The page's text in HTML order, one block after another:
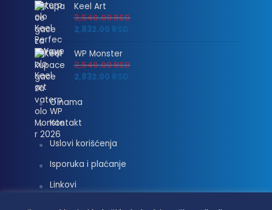
Keel Art
3,540.00RSD
2,832.00 RSD
WP Monster
3,540.00RSD
2,832.00 RSD
O nama
Kontakt
Uslovi korišćenja
Isporuka i plaćanje
Linkovi